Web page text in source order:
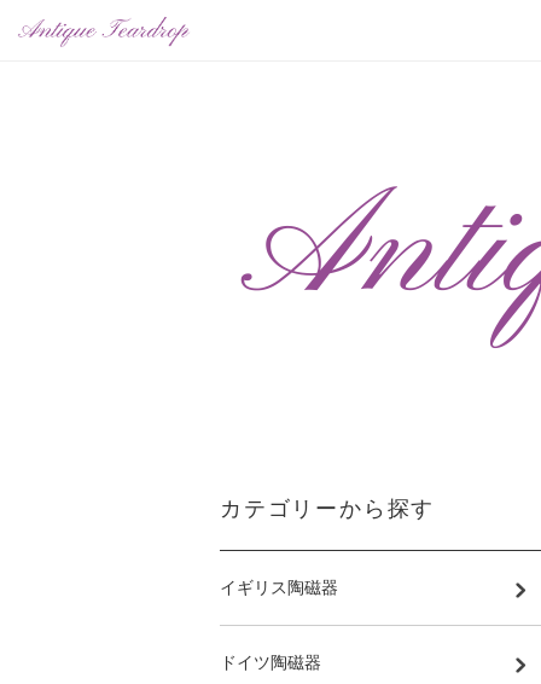
カテゴリーから探す
イギリス陶磁器
ドイツ陶磁器